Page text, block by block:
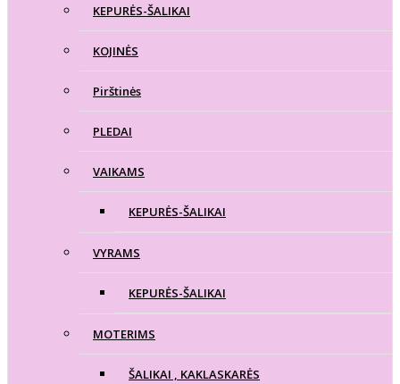
KEPURĖS-ŠALIKAI
KOJINĖS
Pirštinės
PLEDAI
VAIKAMS
KEPURĖS-ŠALIKAI
VYRAMS
KEPURĖS-ŠALIKAI
MOTERIMS
ŠALIKAI , KAKLASKARĖS